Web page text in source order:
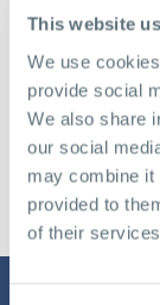
This website
We use
provide social
We also share
our social
may combine it
provided to
of their
Saremo lieti
giusta per